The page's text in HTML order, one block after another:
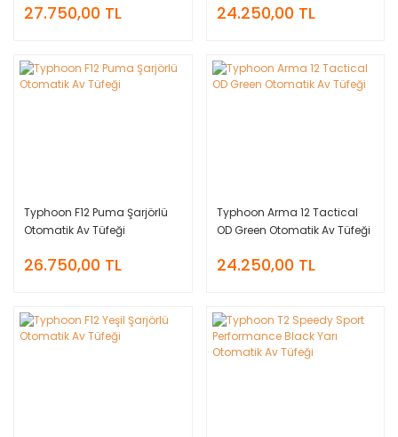
27.750,00 TL 24.250,00 TL
Typhoon F12 Puma Şarjörlü
Otomatik Av Tüfeği
26.750,00 TL
Typhoon Arma 12 Tactical
OD Green Otomatik Av Tüfeği
24.250,00 TL